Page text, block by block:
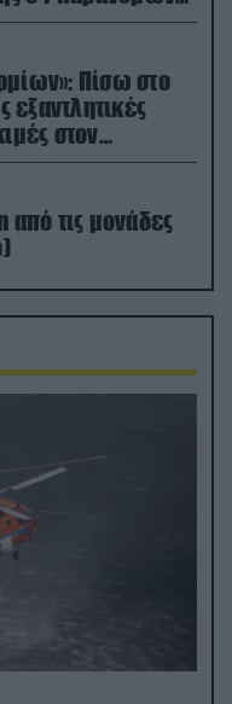
Πίσω στο
εξαντλητικές
από τις μονάδες